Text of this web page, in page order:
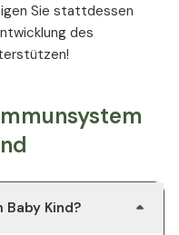
Sie stattdessen
des
Kind?